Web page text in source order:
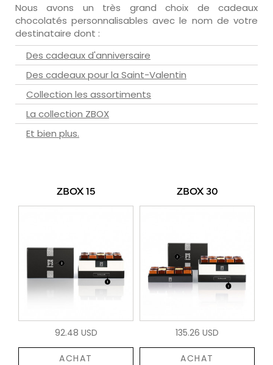
Nous avons un très grand choix de cadeaux
chocolatés personnalisables avec le nom de votre
destinataire dont :
Des cadeaux d'anniversaire
Des cadeaux pour la Saint-Valentin
Collection les assortiments
La collection ZBOX
Et bien plus.
ZBOX 15
92.48 USD
ACHAT
ZBOX 30
135.26 USD
ACHAT